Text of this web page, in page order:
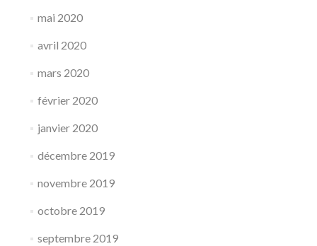
mai 2020
avril 2020
mars 2020
février 2020
janvier 2020
décembre 2019
novembre 2019
octobre 2019
septembre 2019